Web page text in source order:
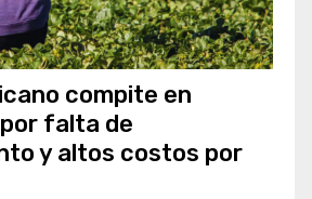
compite en
falta de
y altos costos por